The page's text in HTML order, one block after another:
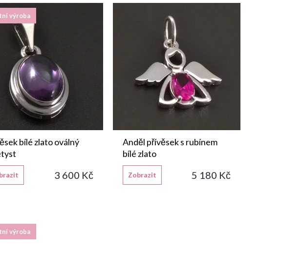
výroba
bílé zlato oválný
3 600 Kč
Anděl přívěsek s rubínem
bílé zlato
5 180 Kč
Zobrazit
výroba